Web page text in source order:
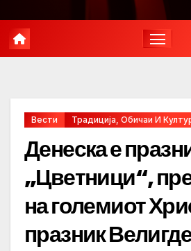
Вести Традиција, Обичаи И
Денеска е
„Цветници“,
на големиот
празник